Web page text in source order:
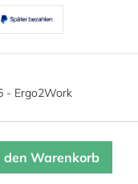
den Warenkorb
- Ergo2Work
Cookie-Einstellungen
Lesen Sie unsere
Mehr